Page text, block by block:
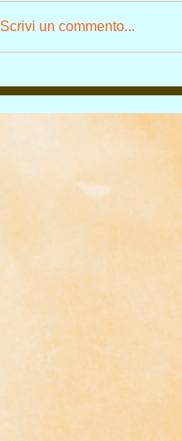
Scrivi un commento...